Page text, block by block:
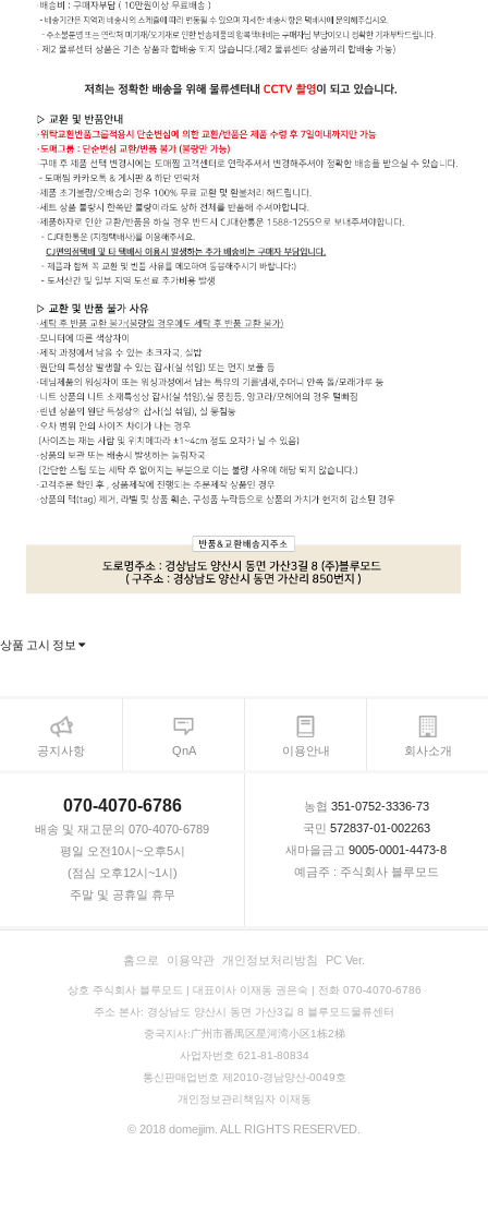
상품 고시 정보
공지사항 QnA 이용안내 회사소개
070-4070-6786
배송 및 재고문의 070-4070-6789
평일 오전10시~오후5시
(점심 오후12시~1시)
주말 및 공휴일 휴무
농협 351-0752-3336-73
국민 572837-01-002263
새마을금고 9005-0001-4473-8
예금주 : 주식회사 블루모드
홈으로 이용약관 개인정보처리방침 PC Ver.
상호 주식회사 블루모드 | 대표이사 이재동 권은숙 | 전화 070-4070-6786
주소 본사: 경상남도 양산시 동면 가산3길 8 블루모드물류센터
중국지사:广州市番禺区星河湾小区1栋2梯
사업자번호 621-81-80834
통신판매업번호 제2010-경남양산-0049호
개인정보관리책임자 이재동
© 2018 domejjim. ALL RIGHTS RESERVED.